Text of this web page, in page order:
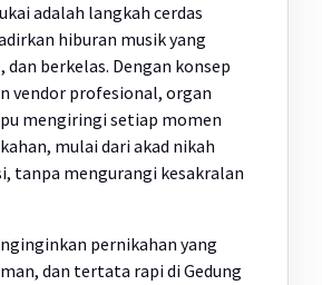
adalah langkah cerdas
hiburan musik yang
berkelas. Dengan konsep
vendor profesional, organ
mengiringi setiap momen
mulai dari akad nikah
tanpa mengurangi kesakralan
pernikahan yang
dan tertata rapi di Gedung